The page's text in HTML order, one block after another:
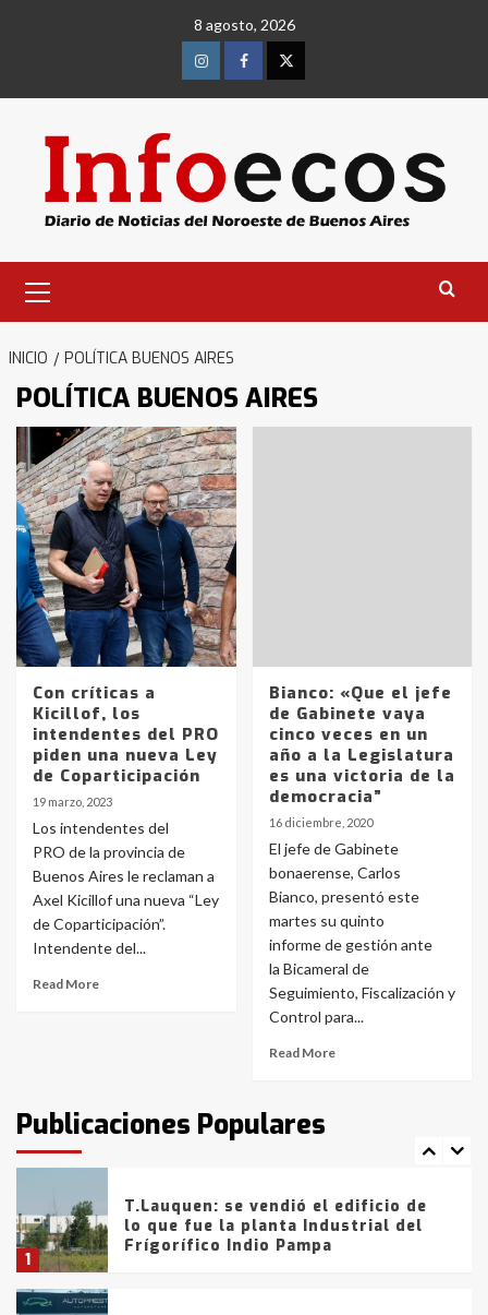
8 agosto, 2026
InstagramFacebookTwitter
primario
INICIO POLÍTICA BUENOS AIRES
POLÍTICA BUENOS AIRES
Con críticas a
Kicillof, los
intendentes del PRO
piden una nueva Ley
de Coparticipación
19 marzo, 2023
Los intendentes del
PRO de la provincia de
Buenos Aires le reclaman a
Axel Kicillof una nueva “Ley
de Coparticipación”.
Intendente del...
Read More
Bianco: «Que el jefe
de Gabinete vaya
cinco veces en un
año a la Legislatura
es una victoria de la
democracia”
16 diciembre, 2020
El jefe de Gabinete
bonaerense, Carlos
Bianco, presentó este
martes su quinto
informe de gestión ante
la Bicameral de
Seguimiento, Fiscalización y
Control para...
Read More
Publicaciones Populares
3
Identidad de los adolescentes
pampeanos que fueron
protagonistas del fatal accidente
en la mañana del lunes
4
Accidente en Ruta 5: falleció un
joven de Trenque Lauquen
5
Los precios de los combustibles en
La Pampa, desde YPF hasta Axion
entre 857 a 1338 pesos
La Bolsa de Cereales de Bahía
Blanca anticipa que Agosto vendrá
con lluvias y heladas, en gran parte
fueron detenidos por
comercialización de drogas en la
tarde del sábado
1
T.Lauquen: se vendió el edificio de
lo que fue la planta Industrial del
Frígorífico Indio Pampa